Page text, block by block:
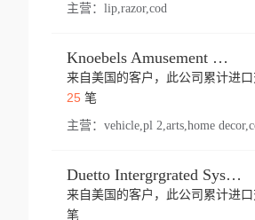
主营： lip,razor,cod
Knoebels Amusement Resort
来自美国的客户，此公司累计进口
25笔
主营：
Duetto Intergrgrated Systems Inc.
来自美国的客户，此公司累计进口
笔